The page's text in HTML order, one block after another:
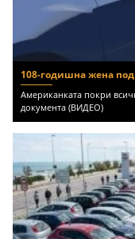
108-годишна жена
Американката покри
документа (ВИДЕО)